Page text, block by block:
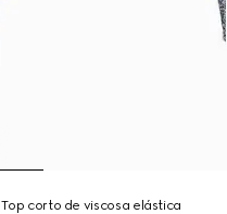
Top corto de viscosa elástica